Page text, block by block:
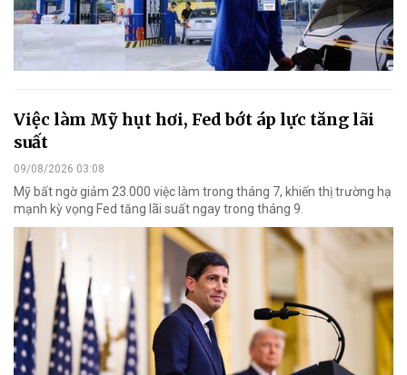
Việc làm Mỹ hụt hơi, Fed bớt áp lực tăng lãi
suất
09/08/2026 03:08
Mỹ bất ngờ giảm 23.000 việc làm trong tháng 7, khiến thị trường hạ
mạnh kỳ vọng Fed tăng lãi suất ngay trong tháng 9.